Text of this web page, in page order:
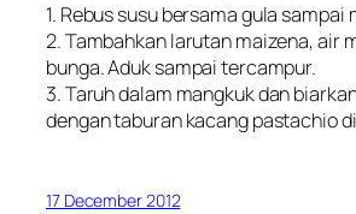
1. Rebus susu bersama gula sampai
2. Tambahkan larutan maizena, air
bunga. Aduk sampai tercampur.
3. Taruh dalam mangkuk dan
dengan taburan kacang pastachio
17 December 2012